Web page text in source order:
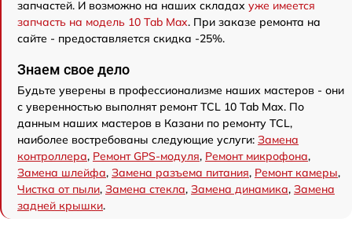
запчастей. И возможно на наших складах уже имеется
запчасть на модель 10 Tab Max. При заказе ремонта на
сайте - предоставляется скидка -25%.
Знаем свое дело
Будьте уверены в профессионализме наших мастеров - они
с уверенностью выполнят ремонт TCL 10 Tab Max. По
данным наших мастеров в Казани по ремонту TCL,
наиболее востребованы следующие услуги: Замена
контроллера, Ремонт GPS-модуля, Ремонт микрофона,
Замена шлейфа, Замена разъема питания, Ремонт камеры,
Чистка от пыли, Замена стекла, Замена динамика, Замена
задней крышки.